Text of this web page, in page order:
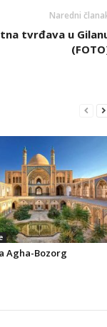
Naredni
tvrđava u
Agha-Bozorg